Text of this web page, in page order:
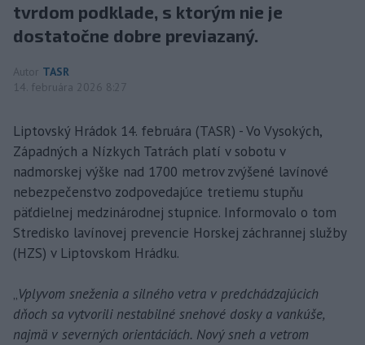
tvrdom podklade, s ktorým nie je
dostatočne dobre previazaný.
Autor TASR
14. februára 2026 8:27
Liptovský Hrádok 14. februára (TASR) - Vo Vysokých,
Západných a Nízkych Tatrách platí v sobotu v
nadmorskej výške nad 1700 metrov zvýšené lavínové
nebezpečenstvo zodpovedajúce tretiemu stupňu
päťdielnej medzinárodnej stupnice. Informovalo o tom
Stredisko lavínovej prevencie Horskej záchrannej služby
(HZS) v Liptovskom Hrádku.
„Vplyvom sneženia a silného vetra v predchádzajúcich
dňoch sa vytvorili nestabilné snehové dosky a vankúše,
najmä v severných orientáciách. Nový sneh a vetrom